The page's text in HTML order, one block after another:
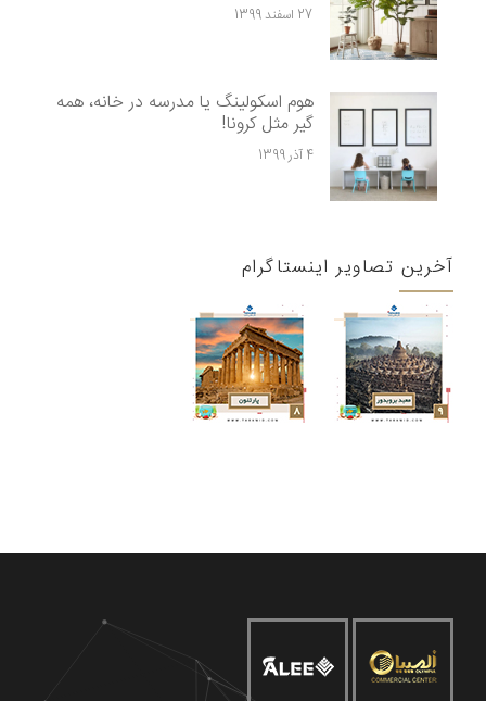
27 اسفند 1399
هوم اسکولینگ یا مدرسه در خانه، همه
گیر مثل کرونا!
4 آذر 1399
آخرین تصاویر اینستاگرام